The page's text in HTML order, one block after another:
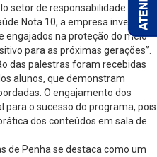
setor de responsabilidade social
Nota 10, a empresa investe na
engajados na proteção do meio
para as próximas gerações”.
das palestras foram recebidas
alunos, que demonstram
O engajamento dos
o sucesso do programa, pois
dos conteúdos em sala de
de Penha se destaca como um